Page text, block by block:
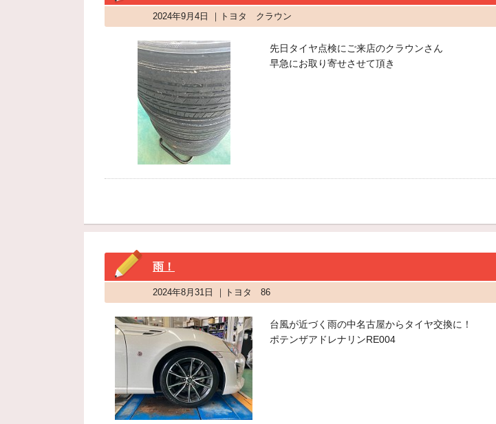
2024年9月4日 ｜トヨタ クラウン
先日タイヤ点検にご来店のクラウンさん
早急にお取り寄せさせて頂き
雨！
2024年8月31日 ｜トヨタ 86
台風が近づく雨の中名古屋からタイヤ交換に！
ポテンザアドレナリンRE004